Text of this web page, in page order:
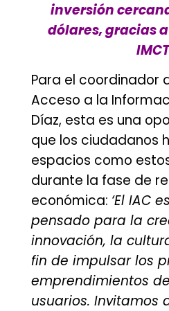
inversión
dólares, gracias
Para el coordinador
Acceso a la
Díaz, esta es una
que los ciudadanos
espacios como
durante la fase de
económica: ‘El IAC
pensado para la
innovación, la
fin de impulsar los
emprendimientos
usuarios. Invitamos